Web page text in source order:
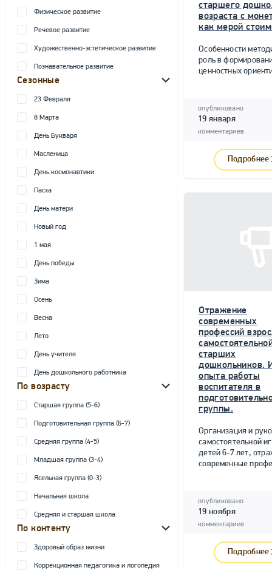
Физическое развитие
Речевое развитие
Художественно-эстетическое развитие
Познавательное развитие
Сезонные
23 Февраля
8 Марта
День Букваря
Масленица
День космонавтики
Пасха
День матери
Новый год
1 мая
День победы
Зима
Осень
Весна
Лето
День учителя
День дошкольного работника
По возрасту
Старшая группа (5-6)
Подготовительная группа (6-7)
Средняя группа (4-5)
Младшая группа (3-4)
Ясельная группа (0-3)
Начальная школа
Средняя и старшая школа
По контенту
Здоровый образ жизни
Коррекционная педагогика и логопедия
старшего
возраста с
как мерой
Особенности
роль в
ценностных
опубликовано
19 января
комментариев
Подробнее
Отражение
современных
профессий
старших
дошкольников.
опыта работы
воспитателя в
группы.
Организация и
самостоятельной
детей 6-7 лет,
современные
опубликовано
19 ноября
комментариев
Подробнее